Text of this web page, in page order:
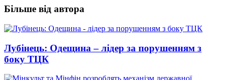
Більше від автора
Лубінець: Одещина – лідер за порушенням з
боку ТЦК